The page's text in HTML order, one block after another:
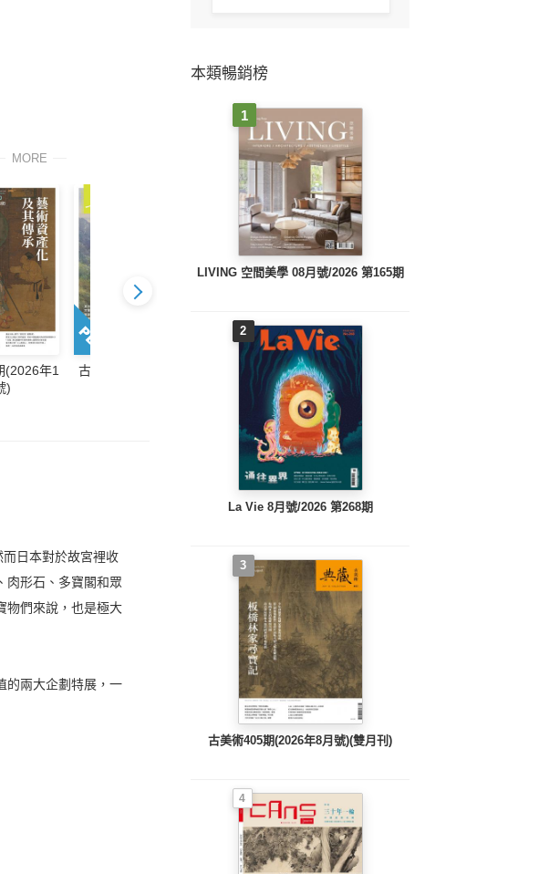
MORE
(2026年1
)
古美術399期(2025年
古美術398期(2025年
11月號)
日本對於故宮裡收
肉形石、多寶閣和眾
物們來說，也是極大
的兩大企劃特展，一
本類暢銷榜
1
LIVING 空間美學 08月號/2026 第165期
2
La Vie 8月號/2026 第268期
3
古美術405期(2026年8月號)(雙月刊)
4